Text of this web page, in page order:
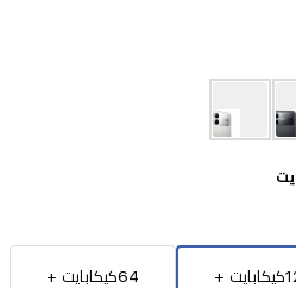
128كيكابايت +
64كيكابايت +